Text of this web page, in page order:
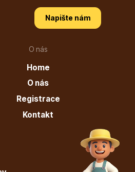
Vám?
+421 944 200 333
Po-Pá 9:00 - 17:00
O nás
Home
O nás
Registrace
Kontakt
Napište nám